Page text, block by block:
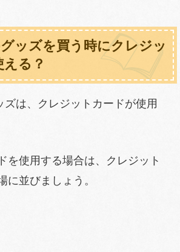
ッズを買う時にクレジッ
える？
は、クレジットカードが使用
を使用する場合は、クレジット
に並びましょう。